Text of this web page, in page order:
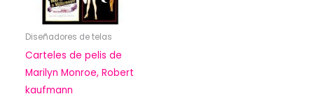
Diseñadores de telas
Carteles de pelis de
Marilyn Monroe, Robert
kaufmann